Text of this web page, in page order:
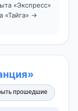
«Экспресс»
«Тайга» →
прошедшие